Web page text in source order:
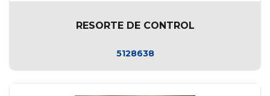
RESORTE DE CONTROL
5128638